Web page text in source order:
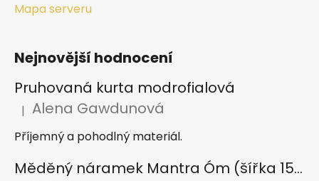
Mapa serveru
Nejnovější hodnocení
Pruhovaná kurta modrofialová
Hodnocení produktu je 5 z 5 hvězdiček.
| Alena Gawdunová
Příjemný a pohodlný materiál.
Měděný náramek Mantra Óm (šířka 15 mm)